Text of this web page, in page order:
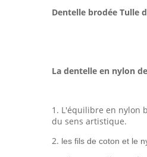
Dentelle brodée Tulle
La dentelle en nylon
1. L'équilibre en nylon
du sens artistique.
2. les fils de coton et le